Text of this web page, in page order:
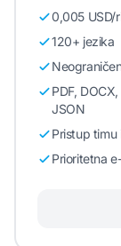
0,005 USD/
120+ jezika
PDF,
JSON
Pristup timu
Prioritetna